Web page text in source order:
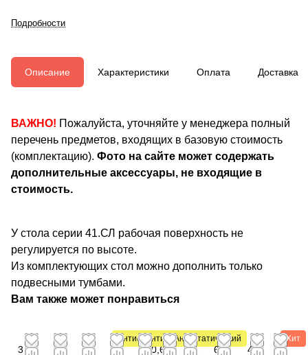
Подробности
Описание Характеристики Оплата Доставка
ВАЖНО! Пожалуйста, уточняйте у менеджера полный
перечень предметов, входящих в базовую стоимость
(комплектацию). Фото на сайте может содержать
дополнительные аксессуары, не входящие в
стоимость.
У стола серии 41.СЛ рабочая поверхность не
регулируется по высоте.
Из комплектующих стол можно дополнить только
подвесными тумбами.
Вам также может понравиться
3
2
1
Антистатический
3
Антистатический
500,64
Антистатический
1
1
6
4
Хит
3